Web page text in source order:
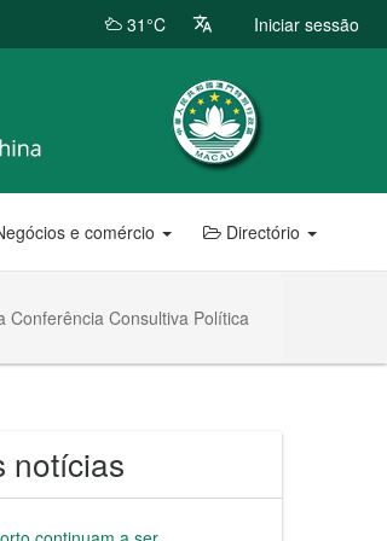
31°C Iniciar sessão
e comércio Directório
Conferência Consultiva Política
notícias